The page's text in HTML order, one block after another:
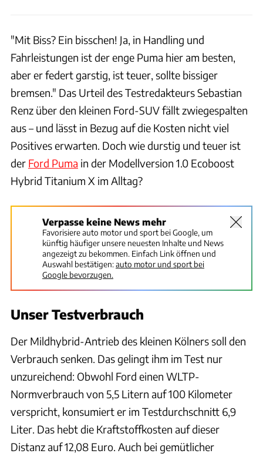
"Mit Biss? Ein bisschen! Ja, in Handling und
Fahrleistungen ist der enge Puma hier am besten,
aber er federt garstig, ist teuer, sollte bissiger
bremsen." Das Urteil des Testredakteurs Sebastian
Renz über den kleinen Ford-SUV fällt zwiegespalten
aus – und lässt in Bezug auf die Kosten nicht viel
Positives erwarten. Doch wie durstig und teuer ist
der Ford Puma in der Modellversion 1.0 Ecoboost
Hybrid Titanium X im Alltag?
Verpasse keine News mehr
Favorisiere auto motor und sport bei Google, um
künftig häufiger unsere neuesten Inhalte und News
angezeigt zu bekommen. Einfach Link öffnen und
Auswahl bestätigen:auto motor und sport bei
Google bevorzugen.
Unser Testverbrauch
Der Mildhybrid-Antrieb des kleinen Kölners soll den
Verbrauch senken. Das gelingt ihm im Test nur
unzureichend: Obwohl Ford einen WLTP-
Normverbrauch von 5,5 Litern auf 100 Kilometer
verspricht, konsumiert er im Testdurchschnitt 6,9
Liter. Das hebt die Kraftstoffkosten auf dieser
Distanz auf 12,08 Euro. Auch bei gemütlicher